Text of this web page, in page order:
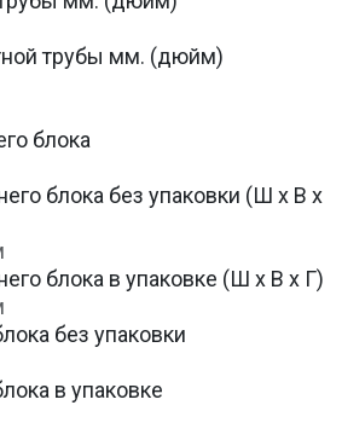
трубы мм. (дюйм)
блока
блока без упаковки (Ш х В х
блока в упаковке (Ш х В х Г)
без упаковки
в упаковке